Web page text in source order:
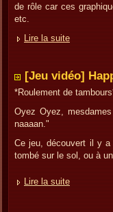
de rôle car ces
etc.
Lire la suite
[Jeu vidéo]
*Roulement de
Oyez Oyez,
naaaan."
Ce jeu, découvert il y
tombé sur le sol, ou à
Lire la suite